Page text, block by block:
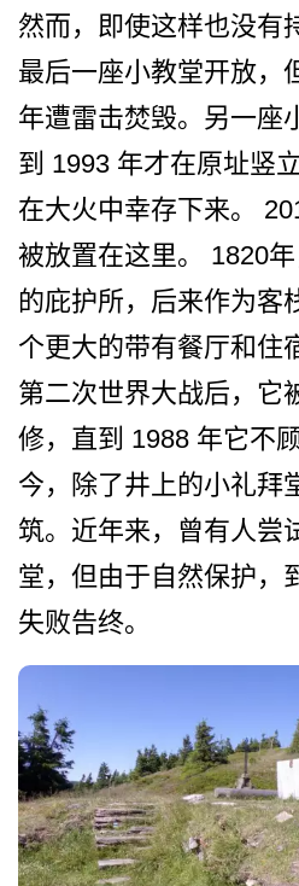
然­而，即使这样也没有
最后一座小教堂开放，
年遭雷击焚毁。另一­座
到 1993 年才在原址竖
在大火中幸存下来。
被放置在这里。 1820
的庇护所，后来作为客
个更大的带­有餐厅和住
第二次世界大战后，它­
修，直到 1988 年它不
今，­除了井上的小礼拜
筑。近年来，曾有­人尝
堂，但由于自然保护，
失败告终。